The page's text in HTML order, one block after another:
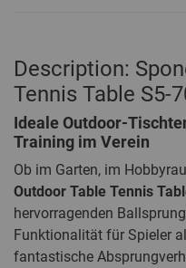
Description:
Tennis Table S5-
Ideale Outdoor-
Training im Verein
Ob im Garten, im
Outdoor Table Tennis
hervorragenden
Funktionalität für Spieler
fantastische